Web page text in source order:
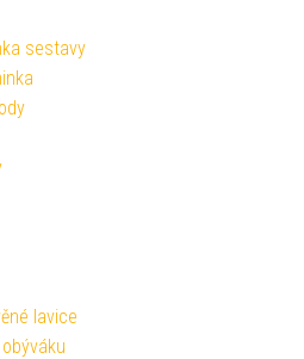
sestavy
lavice